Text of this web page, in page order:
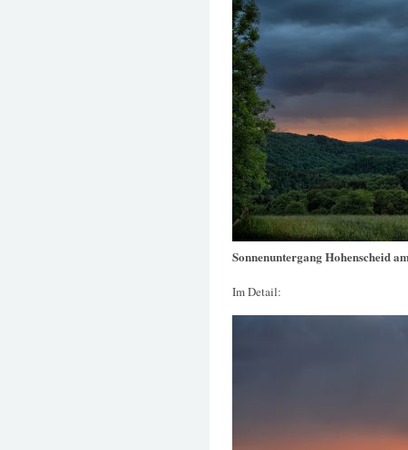
Sonnenuntergang Hohenscheid
Im Detail: